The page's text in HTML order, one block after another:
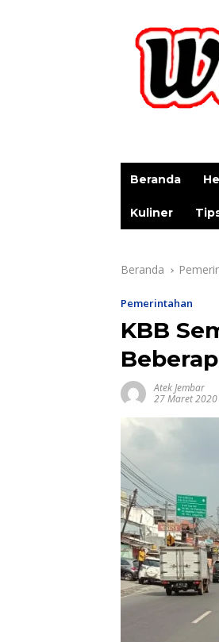
Beranda
Kuliner
Beranda
Pemerintahan
KBB
Atek Jembar
27 Maret 2020